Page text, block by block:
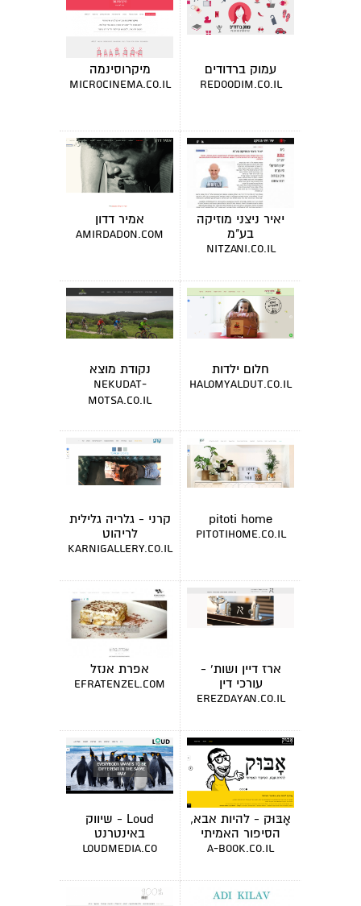
עמוק ברדודים
redoodim.co.il
מיקרוסינמה
microcinema.co.il
יאיר ניצני מוזיקה
בע"מ
nitzani.co.il
אמיר דדון
amirdadon.com
חלום ילדות
halomyaldut.co.il
נקודת מוצא
nekudat-
motsa.co.il
pitoti home
pitotihome.co.il
קרני - גלריה גלילית
לריהוט
karnigallery.co.il
ארז דיין ושות' -
עורכי דין
erezdayan.co.il
אפרת אנזל
efratenzel.com
אָבּוּק - להיות אבא,
הסיפור האמיתי
a-book.co.il
Loud - שיווק
באינטרנט
loudmedia.co